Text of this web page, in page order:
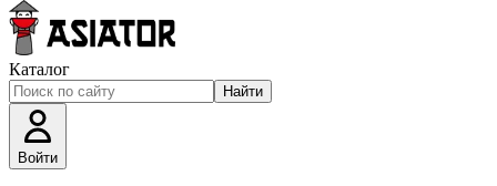
Каталог
Найти
Войти